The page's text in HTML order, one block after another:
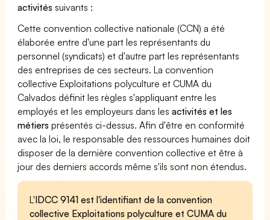
activités suivants :
Cette convention collective nationale (CCN) a été
élaborée entre d'une part les représentants du
personnel (syndicats) et d'autre part les représentants
des entreprises de ces secteurs. La convention
collective Exploitations polyculture et CUMA du
Calvados définit les règles s'appliquant entre les
employés et les employeurs dans lesactivités et les
métiers présentés ci-dessus. Afin d'être en conformité
avec la loi, le responsable des ressources humaines doit
disposer de la dernière convention collective et être à
jour des derniers accords même s'ils sont non étendus.
L'IDCC 9141 est l'identifiant de la convention
collective Exploitations polyculture et CUMA du